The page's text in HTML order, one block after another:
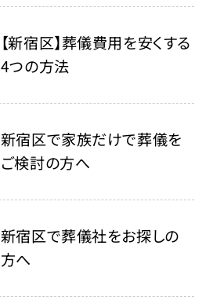
【新宿区】葬儀費用を安くする
4つの方法
新宿区で家族だけで葬儀を
ご検討の方へ
新宿区で葬儀社をお探しの
方へ